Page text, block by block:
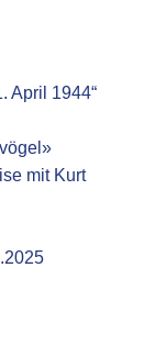
April 1944“
mit Kurt